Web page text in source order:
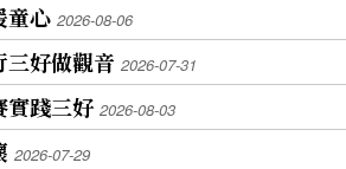
童心 2026-08-06
好做觀音 2026-07-31
踐三好 2026-08-03
2026-07-29